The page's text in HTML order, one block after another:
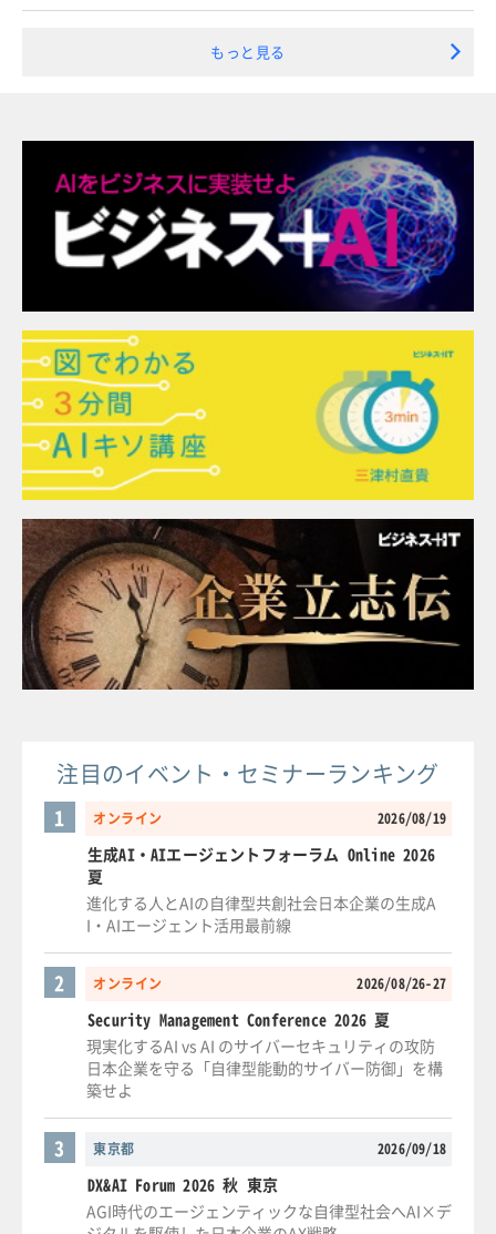
もっと見る
注目のイベント・セミナーランキング
オンライン 2026/08/19
1
生成AI・AIエージェントフォーラム Online 2026
夏
進化する人とAIの自律型共創社会日本企業の生成A
I・AIエージェント活用最前線
オンライン 2026/08/26-27
2
Security Management Conference 2026 夏
現実化するAI vs AI のサイバーセキュリティの攻防
日本企業を守る「自律型能動的サイバー防御」を構
築せよ
東京都 2026/09/18
3
DX&AI Forum 2026 秋 東京
AGI時代のエージェンティックな自律型社会へAI×デ